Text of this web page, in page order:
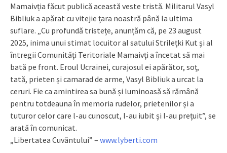
Mamaivția făcut publică această veste tristă. Militarul Vasyl
Bibliuk a apărat cu vitejie țara noastră până la ultima
suflare. „Cu profundă tristețe, anunțăm că, pe 23 august
2025, inima unui stimat locuitor al satului Strilețki Kut și al
întregii Comunități Teritoriale Mamaivți a încetat să mai
bată pe front. Eroul Ucrainei, curajosul ei apărător, soț,
tată, prieten și camarad de arme, Vasyl Bibliuk a urcat la
ceruri. Fie ca amintirea sa bună și luminoasă să rămână
pentru totdeauna în memoria rudelor, prietenilor și a
tuturor celor care l-au cunoscut, l-au iubit și l-au prețuit”, se
arată în comunicat.
„Libertatea Cuvântului” – www.lyberti.com